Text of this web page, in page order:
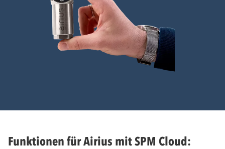
Funktionen für Airius mit SPM Cloud: